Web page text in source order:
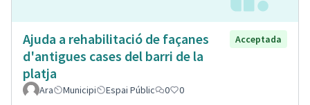
Ajuda a rehabilitació de façanes
d'antigues cases del barri de la
platja
Acceptada
Ara Municipi Espai Públic 0 0